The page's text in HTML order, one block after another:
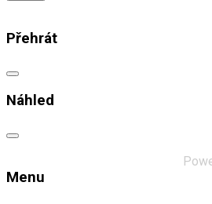
Přehrát
Náhled
Menu